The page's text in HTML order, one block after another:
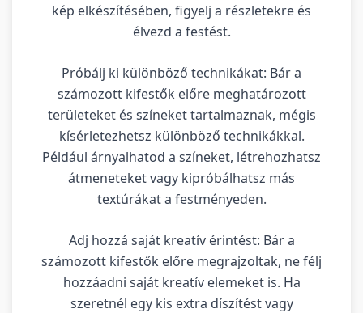
kép elkészítésében, figyelj a részletekre és
élvezd a festést.
Próbálj ki különböző technikákat: Bár a
számozott kifestők előre meghatározott
területeket és színeket tartalmaznak, mégis
kísérletezhetsz különböző technikákkal.
Például árnyalhatod a színeket, létrehozhatsz
átmeneteket vagy kipróbálhatsz más
textúrákat a festményeden.
Adj hozzá saját kreatív érintést: Bár a
számozott kifestők előre megrajzoltak, ne félj
hozzáadni saját kreatív elemeket is. Ha
szeretnél egy kis extra díszítést vagy